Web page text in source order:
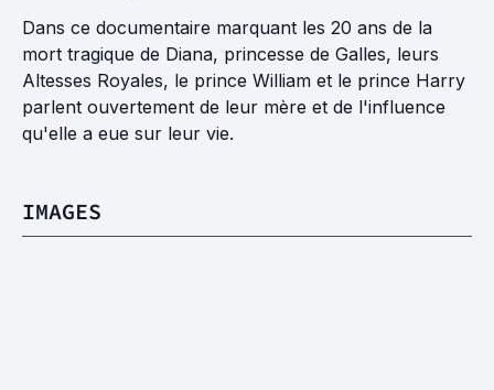
Dans ce documentaire marquant les 20 ans de la
mort tragique de Diana, princesse de Galles, leurs
Altesses Royales, le prince William et le prince Harry
parlent ouvertement de leur mère et de l'influence
qu'elle a eue sur leur vie.
IMAGES